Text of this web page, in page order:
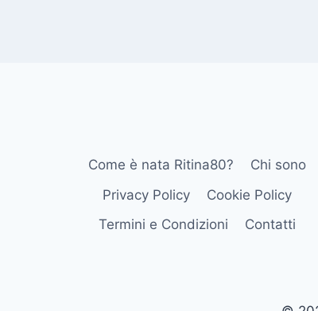
Come è nata Ritina80?
Chi sono
Privacy Policy
Cookie Policy
Termini e Condizioni
Contatti